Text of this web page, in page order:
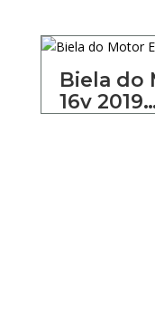
Biela do
16v